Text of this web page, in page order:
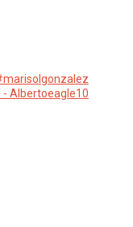
Albertoeagle10